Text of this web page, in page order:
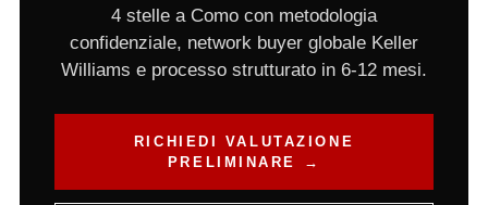
4 stelle a Como con metodologia
confidenziale, network buyer globale Keller
Williams e processo strutturato in 6-12 mesi.
RICHIEDI VALUTAZIONE
PRELIMINARE →